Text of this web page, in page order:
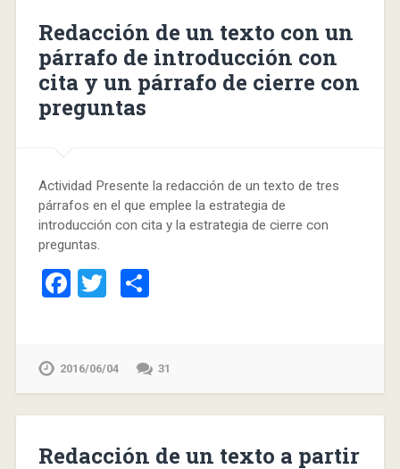
Redacción de un texto con un
párrafo de introducción con
cita y un párrafo de cierre con
preguntas
Actividad Presente la redacción de un texto de tres
párrafos en el que emplee la estrategia de
introducción con cita y la estrategia de cierre con
preguntas.
Facebook
TwitterCompartir
2016/06/04 31
Redacción de un texto a partir